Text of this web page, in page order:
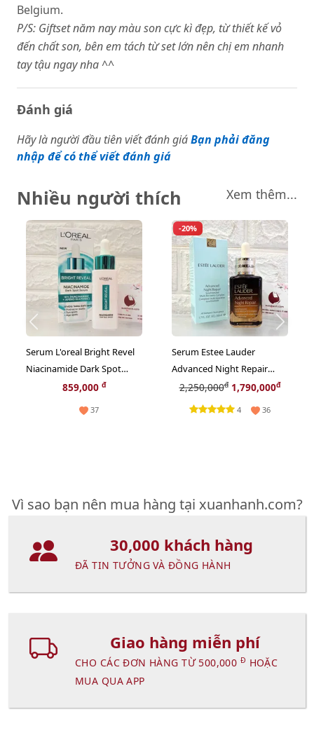
Belgium.
P/S: Giftset năm nay màu son cực kì đẹp, từ thiết kế vỏ
đến chất son, bên em tách từ set lớn nên chị em nhanh
tay tậu ngay nha ^^
Đánh giá
Hãy là người đầu tiên viết đánh giáBạn phải đăng
nhập để có thể viết đánh giá
Nhiều người thích Xem thêm...
Serum L'oreal Bright Revel
Niacinamide Dark Spot
trắng rạng rỡ và giảm sạm
859,000 đ
37
-20%
Serum Estee Lauder
Advanced Night Repair
Multi-Recovery chống lão
hóa chuyên sâu, 50ml
2,250,000đ1,790,000đ
4 36
Vì sao bạn nên mua hàng tại xuanhanh.com?
30,000 khách hàng
ĐÃ TIN TƯỞNG VÀ ĐỒNG HÀNH
Giao hàng miễn phí
CHO CÁC ĐƠN HÀNG TỪ 500,000 Đ HOẶC
MUA QUA APP